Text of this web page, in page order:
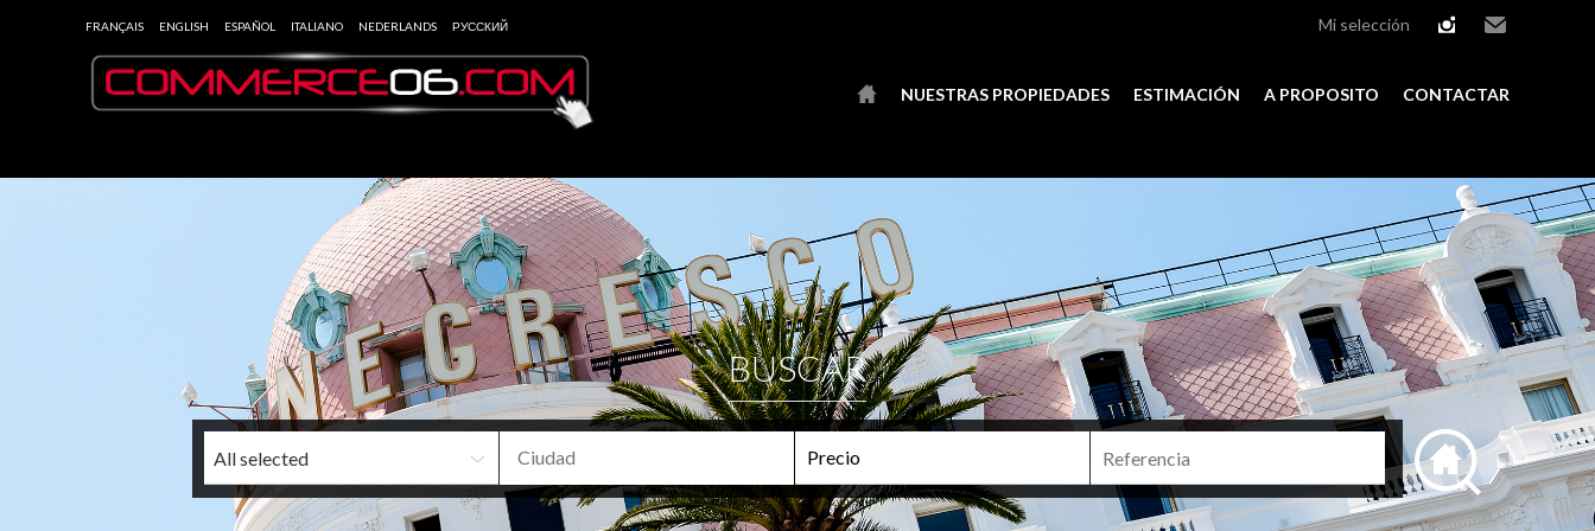
FRANÇAIS ENGLISH ESPAÑOL ITALIANO NEDERLANDS РУССКИЙ Mi selección
NUESTRAS PROPIEDADES ESTIMACIÓN A PROPOSITO CONTACTAR
BUSCAR
All selected